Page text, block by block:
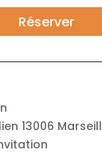
Réserver
13006